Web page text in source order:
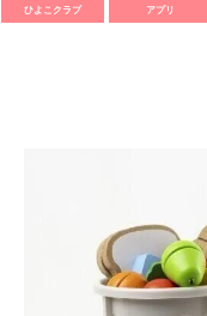
ひよこクラブ アプリ